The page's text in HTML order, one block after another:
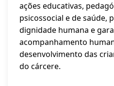
ações educativas,
psicossocial e de saúde,
dignidade humana e
acompanhamento
desenvolvimento das
do cárcere.